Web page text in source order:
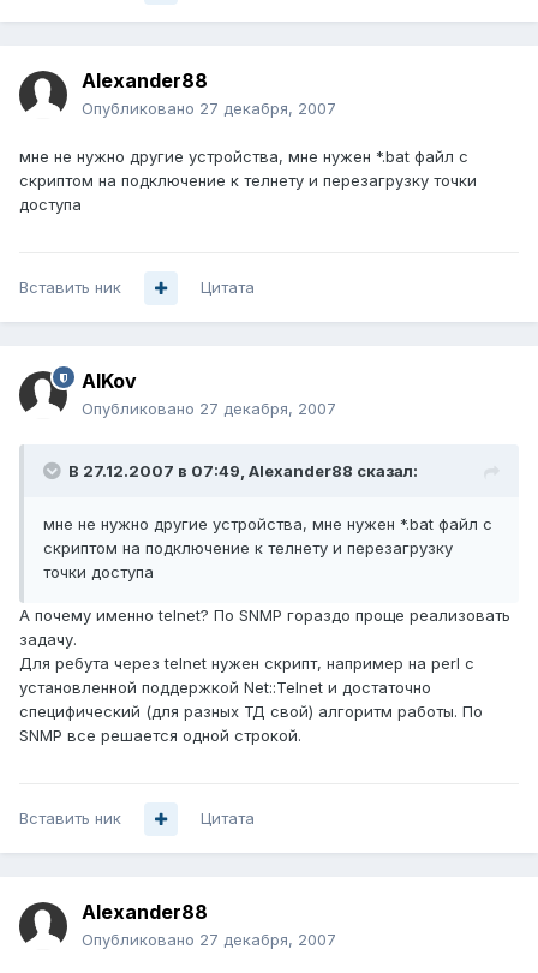
Alexander88
Опубликовано 27 декабря, 2007
мне не нужно другие устройства, мне нужен *.bat файл с
скриптом на подключение к телнету и перезагрузку точки
доступа
Вставить ник Цитата
AlKov
Опубликовано 27 декабря, 2007
В 27.12.2007 в 07:49, Alexander88 сказал:
мне не нужно другие устройства, мне нужен *.bat файл с
скриптом на подключение к телнету и перезагрузку
точки доступа
А почему именно telnet? По SNMP гораздо проще реализовать
задачу.
Для ребута через telnet нужен скрипт, например на perl с
установленной поддержкой Net::Telnet и достаточно
специфический (для разных ТД свой) алгоритм работы. По
SNMP все решается одной строкой.
Вставить ник Цитата
Alexander88
Опубликовано 27 декабря, 2007